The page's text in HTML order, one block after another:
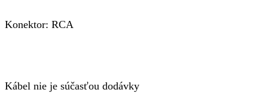
Konektor: RCA
Kábel nie je súčasťou dodávky